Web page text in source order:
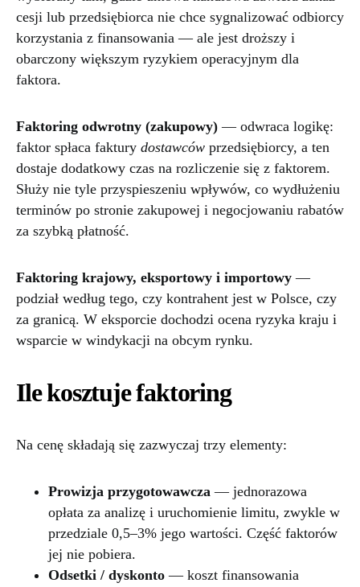
cesji lub przedsiębiorca nie chce sygnalizować odbiorcy
korzystania z finansowania — ale jest droższy i
obarczony większym ryzykiem operacyjnym dla
faktora.
Faktoring odwrotny (zakupowy) — odwraca logikę:
faktor spłaca faktury dostawców przedsiębiorcy, a ten
dostaje dodatkowy czas na rozliczenie się z faktorem.
Służy nie tyle przyspieszeniu wpływów, co wydłużeniu
terminów po stronie zakupowej i negocjowaniu rabatów
za szybką płatność.
Faktoring krajowy, eksportowy i importowy —
podział według tego, czy kontrahent jest w Polsce, czy
za granicą. W eksporcie dochodzi ocena ryzyka kraju i
wsparcie w windykacji na obcym rynku.
Ile kosztuje faktoring
Na cenę składają się zazwyczaj trzy elementy:
Prowizja przygotowawcza — jednorazowa
opłata za analizę i uruchomienie limitu, zwykle w
przedziale 0,5–3% jego wartości. Część faktorów
jej nie pobiera.
Odsetki / dyskonto — koszt finansowania